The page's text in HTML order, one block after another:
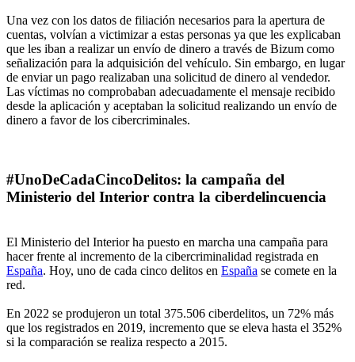
Una vez con los datos de filiación necesarios para la apertura de
cuentas, volvían a victimizar a estas personas ya que les explicaban
que les iban a realizar un envío de dinero a través de Bizum como
señalización para la adquisición del vehículo. Sin embargo, en lugar
de enviar un pago realizaban una solicitud de dinero al vendedor.
Las víctimas no comprobaban adecuadamente el mensaje recibido
desde la aplicación y aceptaban la solicitud realizando un envío de
dinero a favor de los cibercriminales.
#UnoDeCadaCincoDelitos: la campaña del
Ministerio del Interior contra la ciberdelincuencia
El Ministerio del Interior ha puesto en marcha una campaña para
hacer frente al incremento de la cibercriminalidad registrada en
España. Hoy, uno de cada cinco delitos en España se comete en la
red.
En 2022 se produjeron un total 375.506 ciberdelitos, un 72% más
que los registrados en 2019, incremento que se eleva hasta el 352%
si la comparación se realiza respecto a 2015.